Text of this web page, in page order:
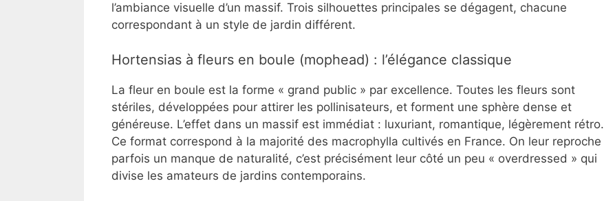
l’ambiance visuelle d’un massif. Trois silhouettes principales se dégagent, chacune
correspondant à un style de jardin différent.
Hortensias à fleurs en boule (mophead) : l’élégance classique
La fleur en boule est la forme « grand public » par excellence. Toutes les fleurs sont
stériles, développées pour attirer les pollinisateurs, et forment une sphère dense et
généreuse. L’effet dans un massif est immédiat : luxuriant, romantique, légèrement rétro.
Ce format correspond à la majorité des macrophylla cultivés en France. On leur reproche
parfois un manque de naturalité, c’est précisément leur côté un peu « overdressed » qui
divise les amateurs de jardins contemporains.